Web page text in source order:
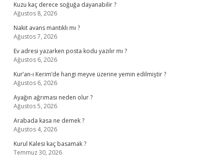
Kuzu kaç derece soğuğa dayanabilir ?
Ağustos 8, 2026
Nakit avans mantıklı mı ?
Ağustos 7, 2026
Ev adresi yazarken posta kodu yazılır mı ?
Ağustos 6, 2026
Kur’an-ı Kerim’de hangi meyve üzerine yemin edilmiştir ?
Ağustos 6, 2026
Ayağın ağrıması neden olur ?
Ağustos 5, 2026
Arabada kasa ne demek ?
Ağustos 4, 2026
Kurul Kalesi kaç basamak ?
Temmuz 30, 2026